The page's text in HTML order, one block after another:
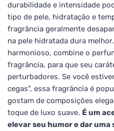
durabilidade e intensidade
tipo de pele, hidratação e
fragrância geralmente
na pele hidratada dura
harmonioso, combine o
fragrância, para que seu
perturbadores. Se você
cegas", essa fragrância é
gostam de composições
toque de luxo suave. É um
elevar seu humor e dar uma